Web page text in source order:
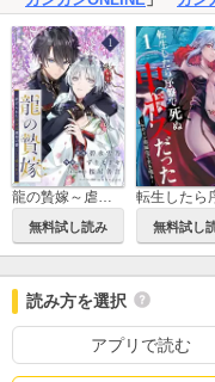
龍の贄嫁～虐げられた少女は運命の番として愛される～【分冊版】
無料試し読み 無料試し
読み方を選択
アプリで読む